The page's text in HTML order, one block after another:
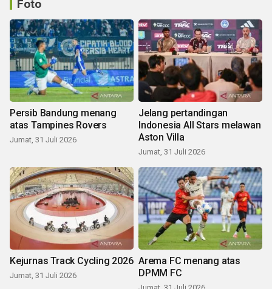
Foto
Persib Bandung menang
atas Tampines Rovers
Jumat, 31 Juli 2026
Jelang pertandingan
Indonesia All Stars melawan
Aston Villa
Jumat, 31 Juli 2026
Kejurnas Track Cycling 2026
Jumat, 31 Juli 2026
Arema FC menang atas
DPMM FC